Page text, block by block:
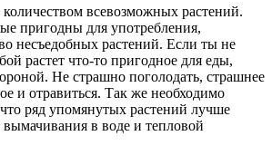
всевозможных растений.
пригодны для употребления,
несъедобных растений. Если ты не
растет что-то пригодное для еды,
Не страшно поголодать, страшнее
и отравиться. Так же необходимо
ряд упомянутых растений лучше
вымачивания в воде и тепловой